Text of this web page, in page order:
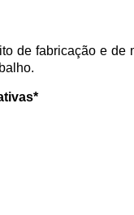
de fabricação e de